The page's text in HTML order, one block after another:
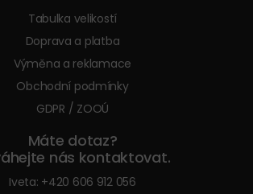
Tabulka velikostí
Doprava a platba
Výměna a reklamace
Obchodní podmínky
GDPR / ZOOÚ
Máte dotaz?
nás kontaktovat.
Iveta: +420 606 912 056